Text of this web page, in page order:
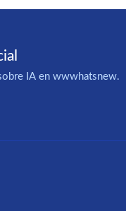
IA en wwwhatsnew.